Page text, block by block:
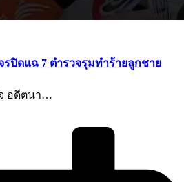
รปิดแฉ 7 ตำรวจรุมทำร้ายลูกชาย
อดีตนา…